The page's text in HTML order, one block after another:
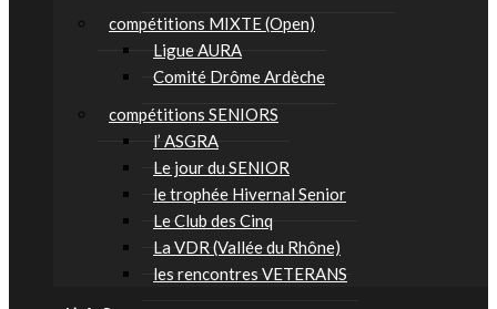
compétitions MIXTE (Open)
Ligue AURA
Comité Drôme Ardèche
compétitions SENIORS
l’ ASGRA
Le jour du SENIOR
le trophée Hivernal Senior
Le Club des Cinq
La VDR (Vallée du Rhône)
les rencontres VETERANS